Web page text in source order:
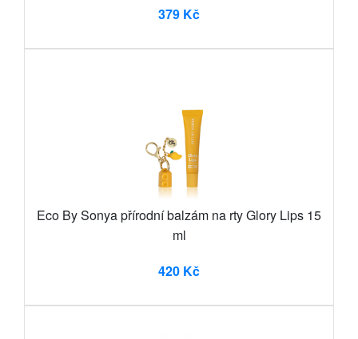
379 Kč
Eco By Sonya přírodní balzám na rty Glory Lips 15
ml
420 Kč